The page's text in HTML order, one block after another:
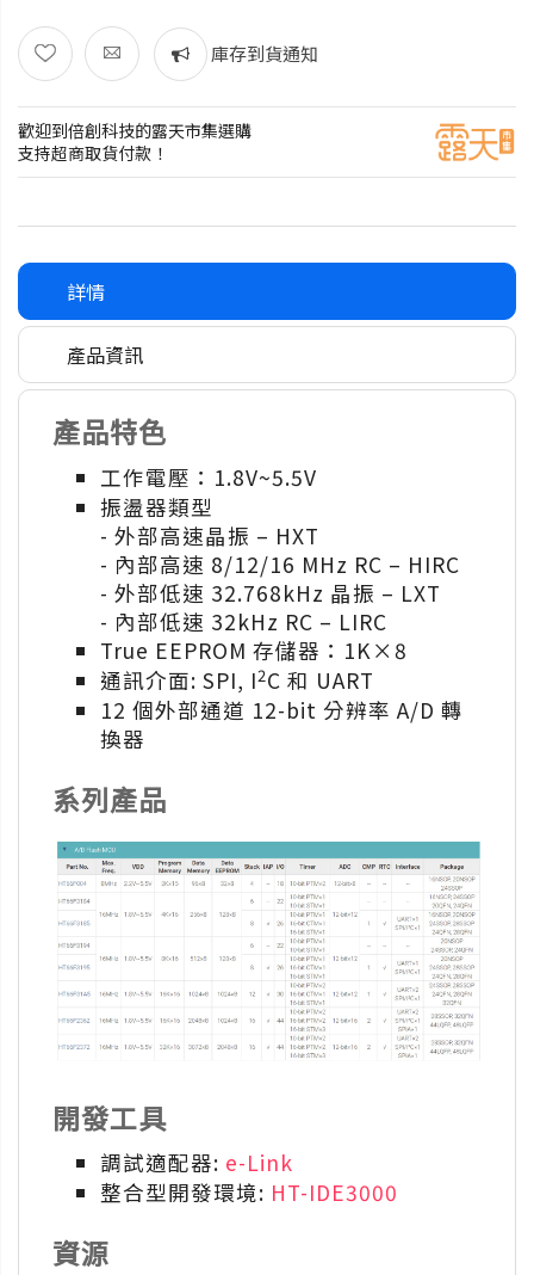
庫存到貨通知
歡迎到倍創科技的露天市集選購
支持超商取貨付款！
詳情
產品資訊
產品特色
工作電壓：1.8V~5.5V
振盪器類型
- 外部高速晶振 – HXT
- 內部高速 8/12/16 MHz RC – HIRC
- 外部低速 32.768kHz 晶振 – LXT
- 內部低速 32kHz RC – LIRC
True EEPROM 存儲器：1K×8
通訊介面: SPI, I2C 和 UART
12 個外部通道 12-bit 分辨率 A/D 轉
換器
系列產品
開發工具
調試適配器: e-Link
整合型開發環境: HT-IDE3000
資源